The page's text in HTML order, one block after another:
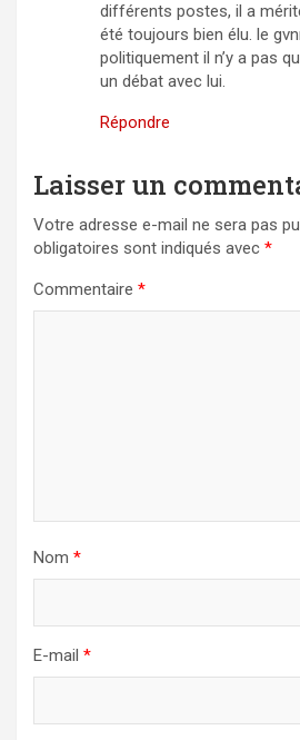
différents postes, il a
été toujours bien élu. le
politiquement il n’y a pas
un débat avec lui.
Répondre
Laisser un
Votre adresse e-mail ne sera pas
obligatoires sont indiqués avec *
Commentaire *
Nom *
E-mail *